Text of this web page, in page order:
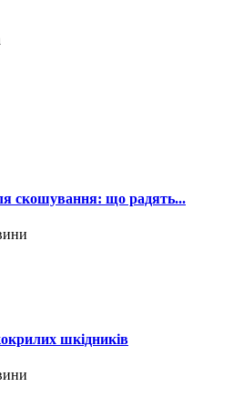
скошування: що радять...
шкідників